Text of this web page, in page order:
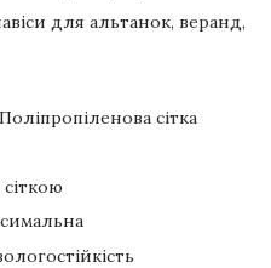
для альтанок, веранд,
сітка